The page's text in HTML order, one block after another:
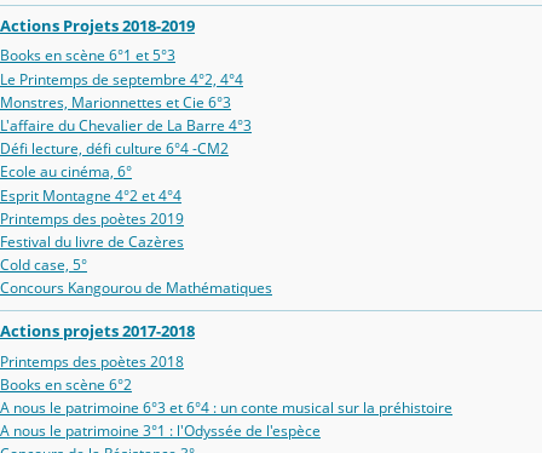
Actions Projets 2018-2019
Books en scène 6°1 et 5°3
Le Printemps de septembre 4°2, 4°4
Monstres, Marionnettes et Cie 6°3
L'affaire du Chevalier de La Barre 4°3
Défi lecture, défi culture 6°4 -CM2
Ecole au cinéma, 6°
Esprit Montagne 4°2 et 4°4
Printemps des poètes 2019
Festival du livre de Cazères
Cold case, 5°
Concours Kangourou de Mathématiques
Actions projets 2017-2018
Printemps des poètes 2018
Books en scène 6°2
A nous le patrimoine 6°3 et 6°4 : un conte musical sur la préhistoire
A nous le patrimoine 3°1 : l'Odyssée de l'espèce